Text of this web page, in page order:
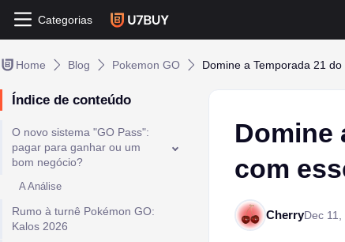
Categorias
Home Blog Pokemon GO Domine a Temporada 21
Índice de conteúdo
O novo sistema "GO Pass":
pagar para ganhar ou um
bom negócio?
A Análise
Rumo à turnê Pokémon GO:
Kalos 2026
Domine
com
CherryDec 11,